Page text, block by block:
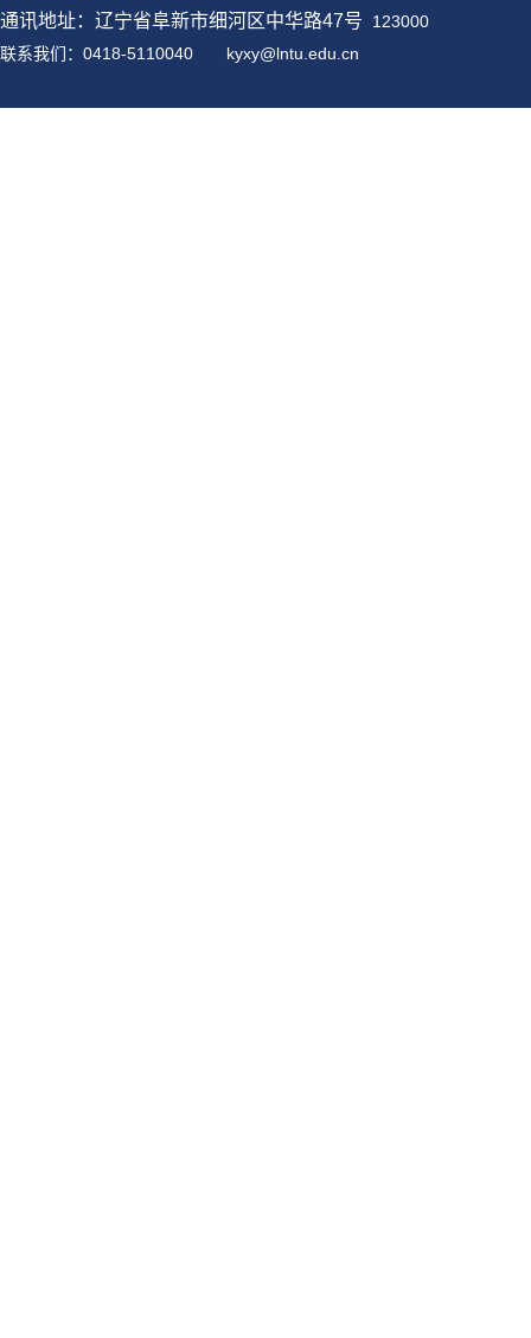
通讯地址：辽宁省阜新市细河区中华路47号 123000
联系我们：0418-5110040
kyxy@lntu .edu.cn